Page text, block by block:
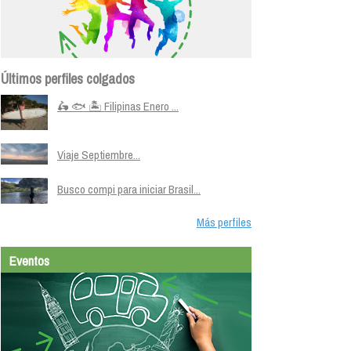
Últimos perfiles colgados
🛵 🐟 🏝️ Filipinas Enero ...
Viaje Septiembre...
Busco compi para iniciar Brasil...
Más perfiles
Eventos